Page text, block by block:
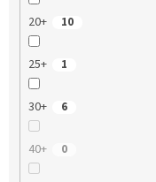
20+ 10
25+ 1
30+ 6
40+ 0